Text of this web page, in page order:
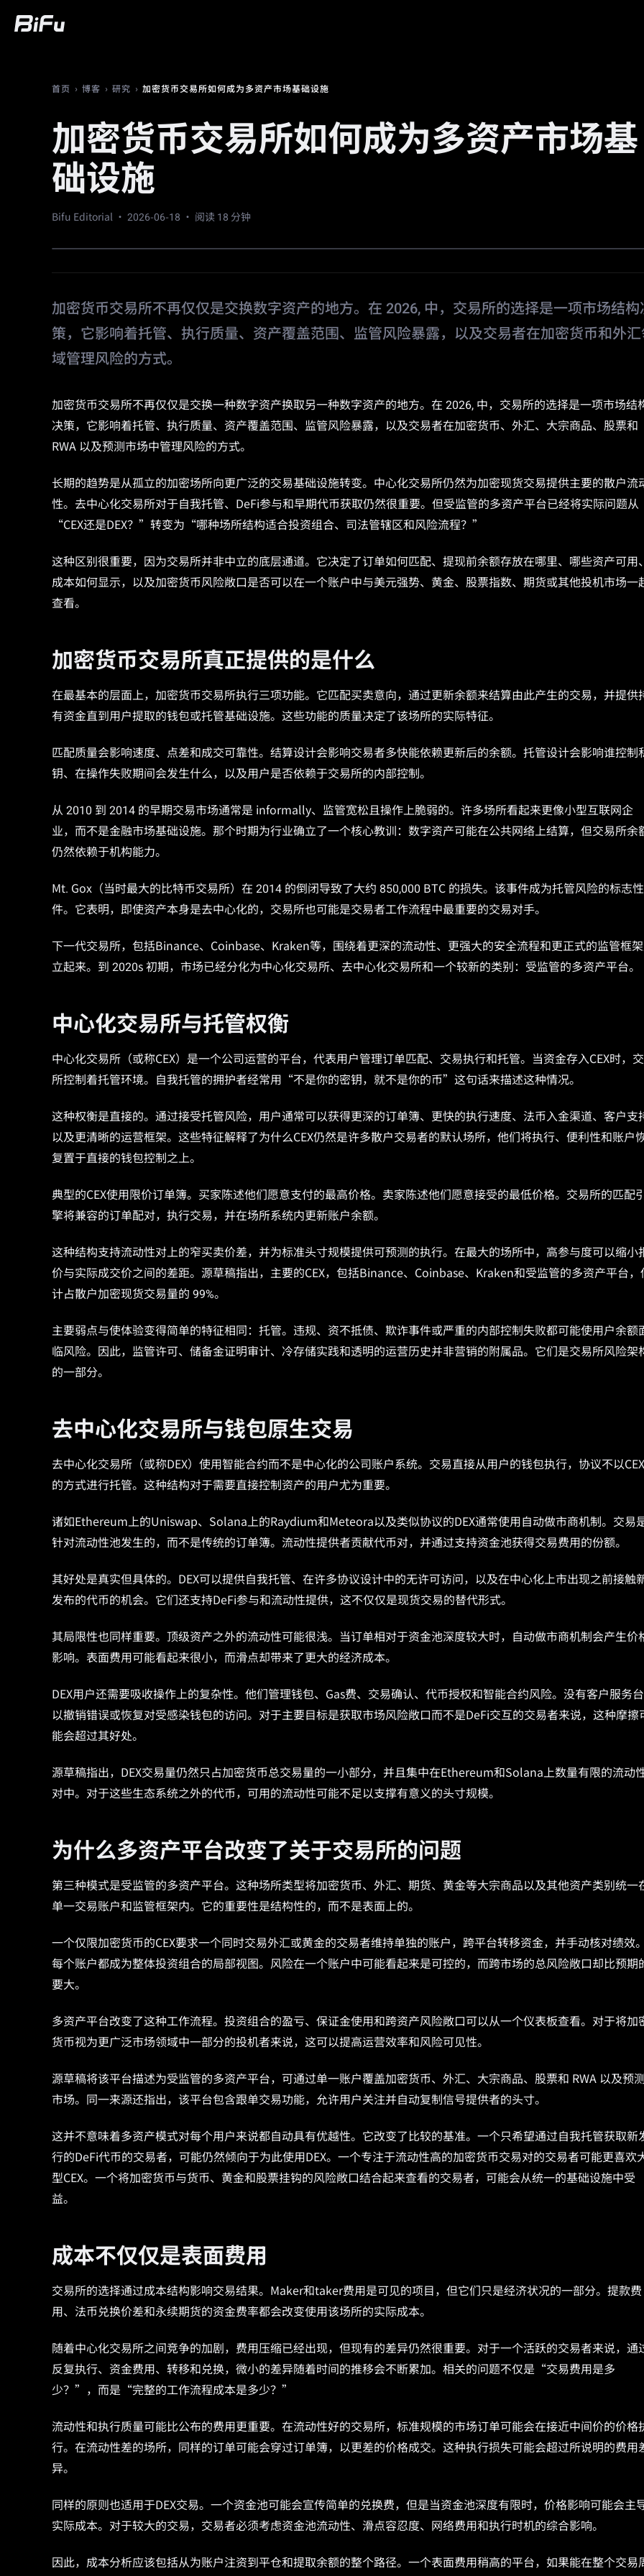
首页 › 博客 › 研究 › 加密货币交易所如何成为多资产市场基础设施
加密货币交易所如何成为多资产市场基
础设施
Bifu Editorial · 2026-06-18 · 阅读 18 分钟
加密货币交易所不再仅仅是交换数字资产的地方。在 2026, 中，交易所的选择是一项市场结构
策，它影响着托管、执行质量、资产覆盖范围、监管风险暴露，以及交易者在加密货币和外汇
域管理风险的方式。
加密货币交易所不再仅仅是交换一种数字资产换取另一种数字资产的地方。在 2026, 中，交易所的选择是一项市场结
决策，它影响着托管、执行质量、资产覆盖范围、监管风险暴露，以及交易者在加密货币、外汇、大宗商品、股票和
RWA 以及预测市场中管理风险的方式。
长期的趋势是从孤立的加密场所向更广泛的交易基础设施转变。中心化交易所仍然为加密现货交易提供主要的散户流
性。去中心化交易所对于自我托管、DeFi参与和早期代币获取仍然很重要。但受监管的多资产平台已经将实际问题从
“CEX还是DEX？”转变为“哪种场所结构适合投资组合、司法管辖区和风险流程？”
这种区别很重要，因为交易所并非中立的底层通道。它决定了订单如何匹配、提现前余额存放在哪里、哪些资产可用、
成本如何显示，以及加密货币风险敞口是否可以在一个账户中与美元强势、黄金、股票指数、期货或其他投机市场一
查看。
加密货币交易所真正提供的是什么
在最基本的层面上，加密货币交易所执行三项功能。它匹配买卖意向，通过更新余额来结算由此产生的交易，并提供
有资金直到用户提取的钱包或托管基础设施。这些功能的质量决定了该场所的实际特征。
匹配质量会影响速度、点差和成交可靠性。结算设计会影响交易者多快能依赖更新后的余额。托管设计会影响谁控制
钥、在操作失败期间会发生什么，以及用户是否依赖于交易所的内部控制。
从 2010 到 2014 的早期交易市场通常是 informally、监管宽松且操作上脆弱的。许多场所看起来更像小型互联网企
业，而不是金融市场基础设施。那个时期为行业确立了一个核心教训：数字资产可能在公共网络上结算，但交易所余
仍然依赖于机构能力。
Mt. Gox（当时最大的比特币交易所）在 2014 的倒闭导致了大约 850,000 BTC 的损失。该事件成为托管风险的标志
件。它表明，即使资产本身是去中心化的，交易所也可能是交易者工作流程中最重要的交易对手。
下一代交易所，包括Binance、Coinbase、Kraken等，围绕着更深的流动性、更强大的安全流程和更正式的监管框
立起来。到 2020s 初期，市场已经分化为中心化交易所、去中心化交易所和一个较新的类别：受监管的多资产平台。
中心化交易所与托管权衡
中心化交易所（或称CEX）是一个公司运营的平台，代表用户管理订单匹配、交易执行和托管。当资金存入CEX时，
所控制着托管环境。自我托管的拥护者经常用“不是你的密钥，就不是你的币”这句话来描述这种情况。
这种权衡是直接的。通过接受托管风险，用户通常可以获得更深的订单簿、更快的执行速度、法币入金渠道、客户支
以及更清晰的运营框架。这些特征解释了为什么CEX仍然是许多散户交易者的默认场所，他们将执行、便利性和账户
复置于直接的钱包控制之上。
典型的CEX使用限价订单簿。买家陈述他们愿意支付的最高价格。卖家陈述他们愿意接受的最低价格。交易所的匹配引
擎将兼容的订单配对，执行交易，并在场所系统内更新账户余额。
这种结构支持流动性对上的窄买卖价差，并为标准头寸规模提供可预测的执行。在最大的场所中，高参与度可以缩小
价与实际成交价之间的差距。源草稿指出，主要的CEX，包括Binance、Coinbase、Kraken和受监管的多资产平台，
计占散户加密现货交易量的 99%。
主要弱点与使体验变得简单的特征相同：托管。违规、资不抵债、欺诈事件或严重的内部控制失败都可能使用户余额
临风险。因此，监管许可、储备金证明审计、冷存储实践和透明的运营历史并非营销的附属品。它们是交易所风险架
的一部分。
去中心化交易所与钱包原生交易
去中心化交易所（或称DEX）使用智能合约而不是中心化的公司账户系统。交易直接从用户的钱包执行，协议不以CEX
的方式进行托管。这种结构对于需要直接控制资产的用户尤为重要。
诸如Ethereum上的Uniswap、Solana上的Raydium和Meteora以及类似协议的DEX通常使用自动做市商机制。交易
针对流动性池发生的，而不是传统的订单簿。流动性提供者贡献代币对，并通过支持资金池获得交易费用的份额。
其好处是真实但具体的。DEX可以提供自我托管、在许多协议设计中的无许可访问，以及在中心化上市出现之前接触
发布的代币的机会。它们还支持DeFi参与和流动性提供，这不仅仅是现货交易的替代形式。
其局限性也同样重要。顶级资产之外的流动性可能很浅。当订单相对于资金池深度较大时，自动做市商机制会产生价
影响。表面费用可能看起来很小，而滑点却带来了更大的经济成本。
DEX用户还需要吸收操作上的复杂性。他们管理钱包、Gas费、交易确认、代币授权和智能合约风险。没有客户服务
以撤销错误或恢复对受感染钱包的访问。对于主要目标是获取市场风险敞口而不是DeFi交互的交易者来说，这种摩擦
能会超过其好处。
源草稿指出，DEX交易量仍然只占加密货币总交易量的一小部分，并且集中在Ethereum和Solana上数量有限的流动
对中。对于这些生态系统之外的代币，可用的流动性可能不足以支撑有意义的头寸规模。
为什么多资产平台改变了关于交易所的问题
第三种模式是受监管的多资产平台。这种场所类型将加密货币、外汇、期货、黄金等大宗商品以及其他资产类别统一
单一交易账户和监管框架内。它的重要性是结构性的，而不是表面上的。
一个仅限加密货币的CEX要求一个同时交易外汇或黄金的交易者维持单独的账户，跨平台转移资金，并手动核对绩效。
每个账户都成为整体投资组合的局部视图。风险在一个账户中可能看起来是可控的，而跨市场的总风险敞口却比预期
要大。
多资产平台改变了这种工作流程。投资组合的盈亏、保证金使用和跨资产风险敞口可以从一个仪表板查看。对于将加
货币视为更广泛市场领域中一部分的投机者来说，这可以提高运营效率和风险可见性。
源草稿将该平台描述为受监管的多资产平台，可通过单一账户覆盖加密货币、外汇、大宗商品、股票和 RWA 以及预测
市场。同一来源还指出，该平台包含跟单交易功能，允许用户关注并自动复制信号提供者的头寸。
这并不意味着多资产模式对每个用户来说都自动具有优越性。它改变了比较的基准。一个只希望通过自我托管获取新
行的DeFi代币的交易者，可能仍然倾向于为此使用DEX。一个专注于流动性高的加密货币交易对的交易者可能更喜欢
型CEX。一个将加密货币与货币、黄金和股票挂钩的风险敞口结合起来查看的交易者，可能会从统一的基础设施中受
益。
成本不仅仅是表面费用
交易所的选择通过成本结构影响交易结果。Maker和taker费用是可见的项目，但它们只是经济状况的一部分。提款费
用、法币兑换价差和永续期货的资金费率都会改变使用该场所的实际成本。
随着中心化交易所之间竞争的加剧，费用压缩已经出现，但现有的差异仍然很重要。对于一个活跃的交易者来说，通
反复执行、资金费用、转移和兑换，微小的差异随着时间的推移会不断累加。相关的问题不仅是“交易费用是多
少？”，而是“完整的工作流程成本是多少？”
流动性和执行质量可能比公布的费用更重要。在流动性好的交易所，标准规模的市场订单可能会在接近中间价的价格
行。在流动性差的场所，同样的订单可能会穿过订单簿，以更差的价格成交。这种执行损失可能会超过所说明的费用
异。
同样的原则也适用于DEX交易。一个资金池可能会宣传简单的兑换费，但是当资金池深度有限时，价格影响可能会主
实际成本。对于较大的交易，交易者必须考虑资金池流动性、滑点容忍度、网络费用和执行时机的综合影响。
因此，成本分析应该包括从为账户注资到平仓和提取余额的整个路径。一个表面费用稍高的平台，如果能在整个交易